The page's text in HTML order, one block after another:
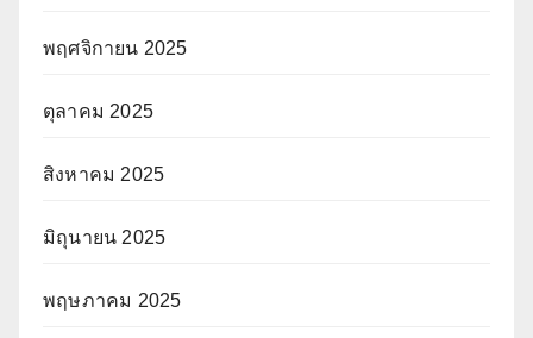
พฤศจิกายน 2025
ตุลาคม 2025
สิงหาคม 2025
มิถุนายน 2025
พฤษภาคม 2025